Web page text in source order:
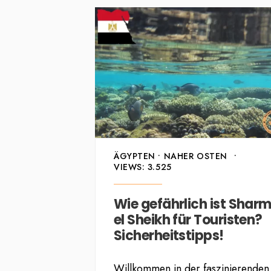
ÄGYPTEN • NAHER OSTEN
•
VIEWS: 3.525
Wie gefährlich ist Sharm
el Sheikh für Touristen?
Sicherheitstipps!